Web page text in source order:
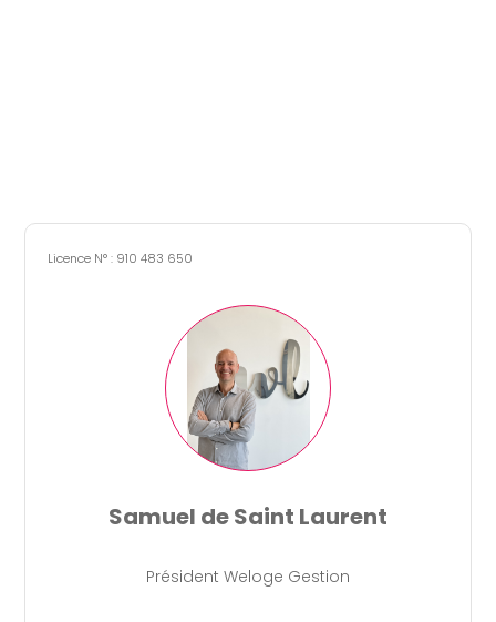
Accès propriétaire / locataire
Licence N° : 910 483 650
Samuel de Saint Laurent
Président Weloge Gestion